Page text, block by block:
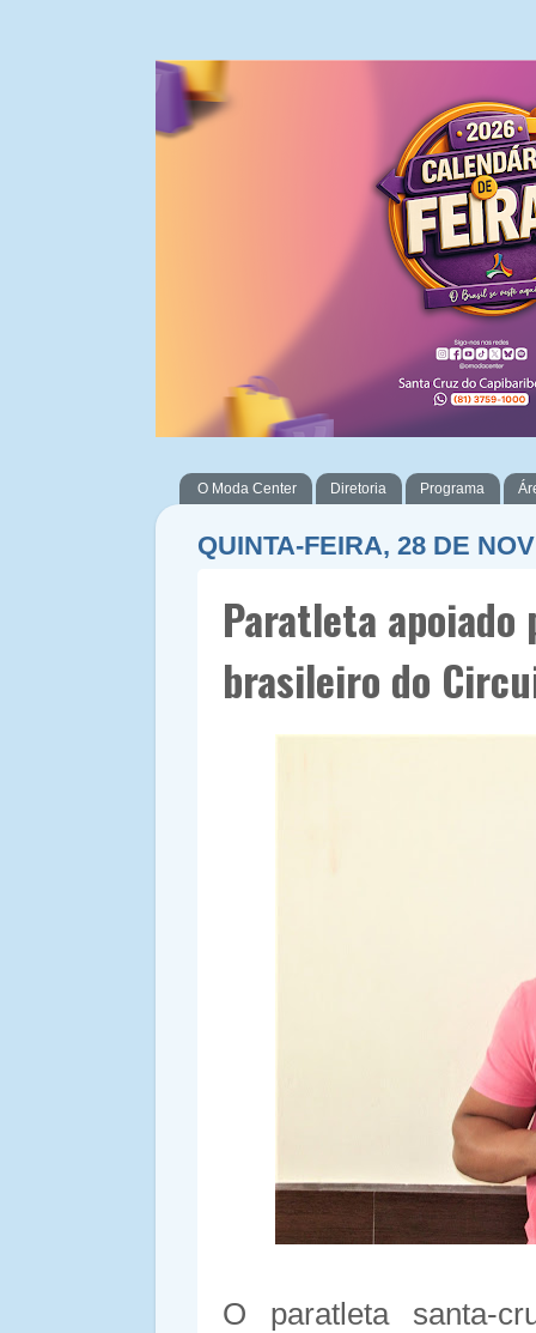
O Moda Center Diretoria Programa
QUINTA-FEIRA, 28 DE
Paratleta apoiado
brasileiro do
O paratleta santa-